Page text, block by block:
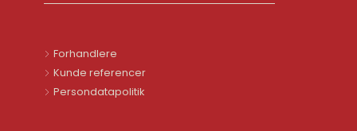
Forhandlere
Kunde referencer
Persondatapolitik